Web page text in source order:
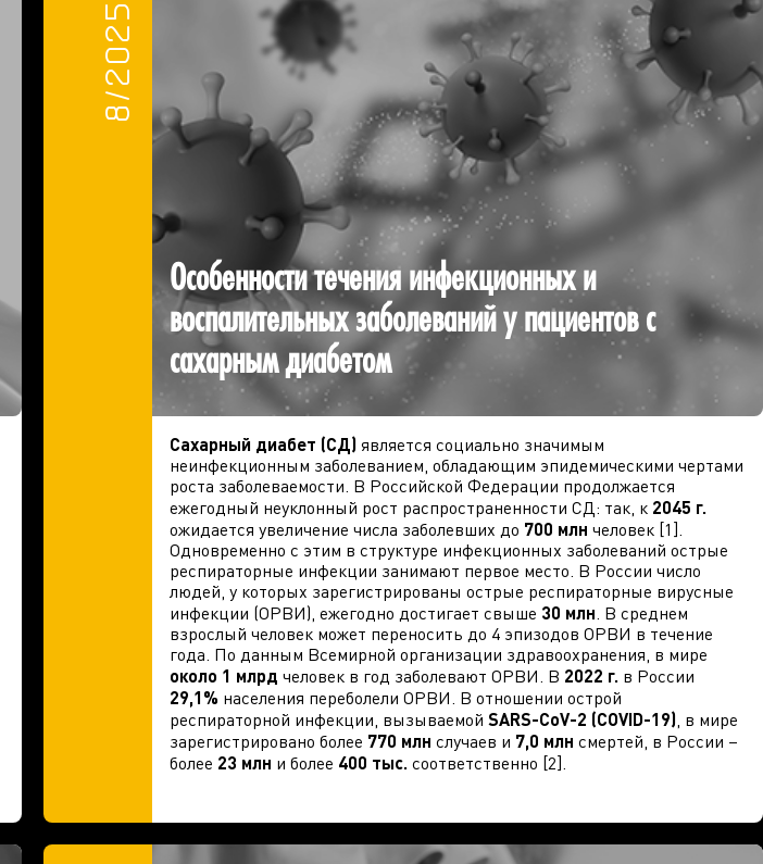
8/2025
Особенности течения инфекционных и
воспалительных заболеваний у пациентов с
сахарным диабетом
Сахарный диабет (СД) является социально значимым
неинфекционным заболеванием, обладающим эпидемическими чертами
роста заболеваемости. В Российской Федерации продолжается
ежегодный неуклонный рост распространенности СД: так, к 2045 г.
ожидается увеличение числа заболевших до 700 млн человек [1].
Одновременно с этим в структуре инфекционных заболеваний острые
респираторные инфекции занимают первое место. В России число
людей, у которых зарегистрированы острые респираторные вирусные
инфекции (ОРВИ), ежегодно достигает свыше 30 млн. В среднем
взрослый человек может переносить до 4 эпизодов ОРВИ в течение
года. По данным Всемирной организации здравоохранения, в мире
около 1 млрд человек в год заболевают ОРВИ. В 2022 г. в России
29,1% населения переболели ОРВИ. В отношении острой
респираторной инфекции, вызываемой SARS-CoV-2 (COVID-19), в мире
зарегистрировано более 770 млн случаев и 7,0 млн смертей, в России –
более 23 млн и более 400 тыс. соответственно [2].